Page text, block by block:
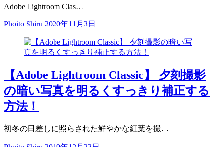
Adobe Lightroom Clas…
Phoito Shiru 2020年11月3日
【Adobe Lightroom Classic】 夕刻撮影
の暗い写真を明るくすっきり補正する
方法！
初冬の日差しに照らされた鮮やかな紅葉を撮…